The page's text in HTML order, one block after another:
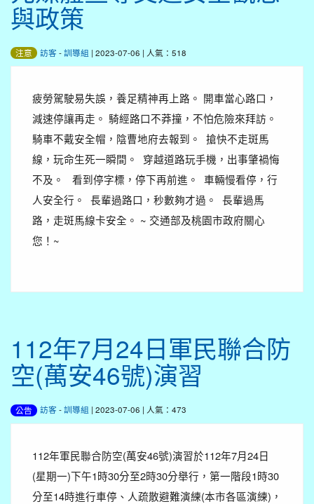
與政策
注意 訪客 -訓導組 | 2023-07-06 | 人氣：518
疲勞駕駛易失誤，養足精神再上路。 開車當心路口，
減速停讓再走。 騎經路口不莽撞，不怕危險來拜訪。
騎車不戴安全帽，陰曹地府去報到。 搶快不走斑馬
線，玩命生死一瞬間。 穿越道路玩手機，出事肇禍悔
不及。 看到停字標，停下再前進。 車輛慢看停，行
人安全行。 長輩過路口，秒數夠才過。 長輩過馬
路，走斑馬線卡安全。 ~ 交通部及桃園市政府關心
您！~
112年7月24日軍民聯合防
空(萬安46號)演習
公告 訪客 -訓導組 | 2023-07-06 | 人氣：473
112年軍民聯合防空(萬安46號)演習於112年7月24日
(星期一)下午1時30分至2時30分舉行，第一階段1時30
分至14時進行車停、人疏散避難演練(本市各區演練)，